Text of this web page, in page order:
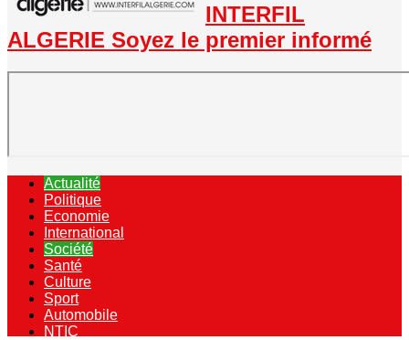
INTERFIL
ALGERIE Soyez le premier informé
Actualité
Politique
Economie
International
Société
Santé
Culture
Sport
Automobile
NTIC